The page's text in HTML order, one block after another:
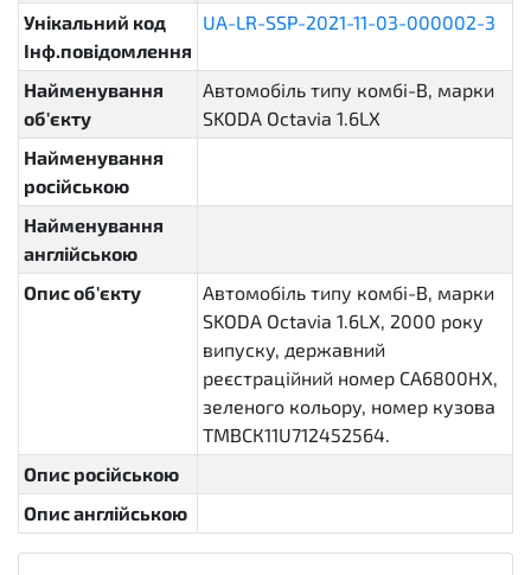
Унікальний код
Інф.повідомлення
UA-LR-SSP-2021-11-03-000002-3
Найменування
об'єкту
Автомобіль типу комбі-В, марки
SKODA Octavia 1.6LX
Найменування
російською
Найменування
англійською
Опис об'єкту
Автомобіль типу комбі-В, марки
SKODA Octavia 1.6LX, 2000 року
випуску, державний
реєстраційний номер СА6800НХ,
зеленого кольору, номер кузова
ТМВСК11U712452564.
Опис російською
Опис англійською